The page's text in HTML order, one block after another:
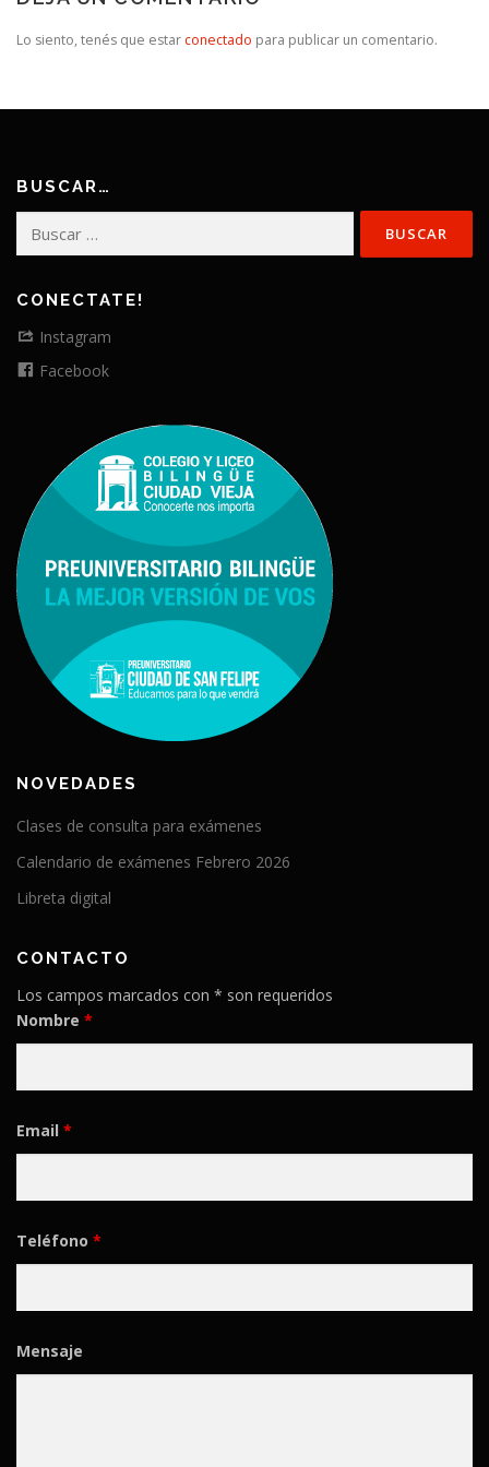
Lo siento, tenés que estar conectado para publicar un comentario.
BUSCAR…
CONECTATE!
Instagram
Facebook
NOVEDADES
Clases de consulta para exámenes
Calendario de exámenes Febrero 2026
Libreta digital
CONTACTO
Los campos marcados con * son requeridos
Nombre *
Email *
Teléfono *
Mensaje